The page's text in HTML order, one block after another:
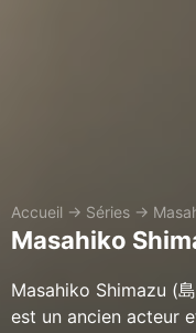
Accueil → Séries →
Masahiko
Masahiko Shimazu (
est un ancien acteur